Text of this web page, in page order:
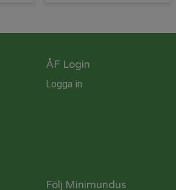
ÅF Login
Logga in
Följ Minimundus